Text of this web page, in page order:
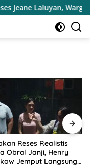
Warga Keluhkan
Reses Realistis
Obral Janji, Henry
Jemput Langsung